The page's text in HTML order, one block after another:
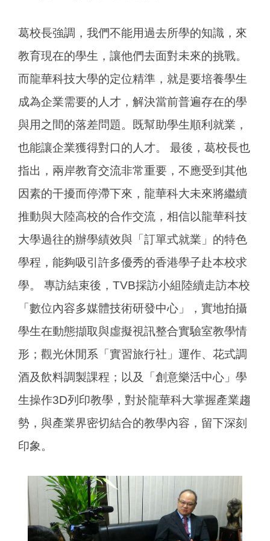
葛校長強調，我們不能用過去所學的知識，來
教育現在的學生，讓他們去面對未來的挑戰。
而龍華科技大學的定位精準，就是要培養學生
成為企業需要的人才，解決當前普遍存在的學
與用之間的落差問題。既幫助學生順利就業，
也能讓企業獲得對口的人才。 最後，葛校長也
指出，兩岸教育交流非常重要，不應受到其他
因素的干擾而停滯下來，龍華科大未來將繼續
推動與大陸高校的合作交流，相信以龍華科技
大學過往的辦學績效與「訂單式就業」的特色
學程，能夠吸引許多優秀的香港學子赴本校求
學。 專訪結束後，TVB採訪小組陸續走訪本校
「數位內容多媒體技術研發中心」，實地拍攝
學生在動態擷取與虛擬視訊整合實驗室教學情
形；觀光休閒系「實習旅行社」運作、花式調
酒及飲料調製課程；以及「創意樂活中心」學
生操作3D列印教學，對於龍華科大掌握產業趨
勢，與產業界密切結合的教學內容，留下深刻
印象。